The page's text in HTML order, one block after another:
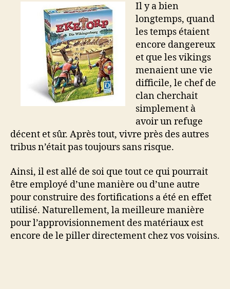
Il y a bien
longtemps, quand
les temps étaient
encore dangereux
et que les vikings
menaient une vie
difficile, le chef de
clan cherchait
simplement à
avoir un refuge
décent et sûr. Après tout, vivre près des autres
tribus n’était pas toujours sans risque.
Ainsi, il est allé de soi que tout ce qui pourrait
être employé d’une manière ou d’une autre
pour construire des fortifications a été en effet
utilisé. Naturellement, la meilleure manière
pour l’approvisionnement des matériaux est
encore de le piller directement chez vos voisins.